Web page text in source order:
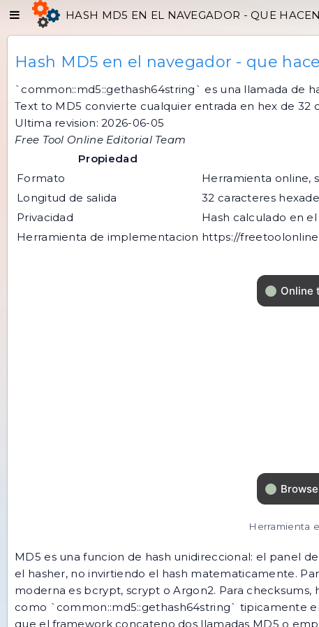
HASH MD5 EN EL NAVEGADOR - QUE
Hash MD5 en el navegador - que
`common::md5::gethash64string` es una llamada de
Text to MD5 convierte cualquier entrada en hex de 32
Ultima revision: 2026-06-05
Free Tool Online Editorial Team
Propiedad
Formato
Herramienta online,
Longitud de salida
32 caracteres
Privacidad
Hash calculado en
Herramienta de implementacion https://
Herramienta
MD5 es una funcion de hash unidireccional: el panel
el hasher, no invirtiendo el hash matematicamente.
moderna es bcrypt, scrypt o Argon2. Para
como `common::md5::gethash64string` tipicamente
que el framework concateno dos llamadas MD5 o